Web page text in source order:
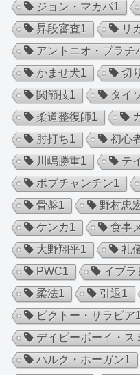
ジョン・マカパ1
昇段審査1 リ
アントニオ・プラチ
かませ犬1 切
関節技1 タイ
柔道整復師1
肘打ち1 初心
川嶋勝重1 テ
ボブチャンチン1
骨盤1 野村忠
ケンカ1 食事
大野翔平1 礼
PWC1 イブラ
柔法1 引退1
ビクトー・サラビア
デイビーボーイ・ス
ハルク・ホーガン1